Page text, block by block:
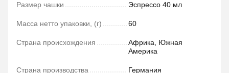
Размер чашки Эспрессо 40 мл
Масса нетто упаковки, (г) 60
Страна происхождения
Африка, Южная
Америка
Страна производства Германия